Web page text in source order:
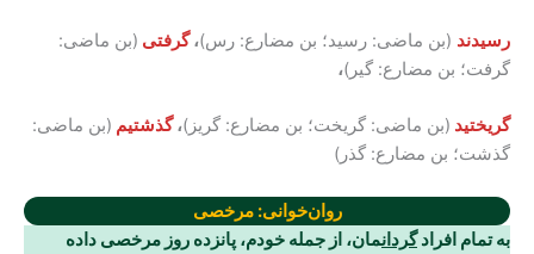
رسیدند (بن ماضی: رسید؛ بن مضارع: رس)،گرفتی (بن ماضی:
گرفت؛ بن مضارع: گیر)،
گریختید (بن ماضی: گریخت؛ بن مضارع: گریز)،گذشتیم (بن ماضی:
گذشت؛ بن مضارع: گذر)
روان‌خوانی: مرخصی
به تمام افرادگردانمان، از جمله خودم، پانزده روز مرخصی داده